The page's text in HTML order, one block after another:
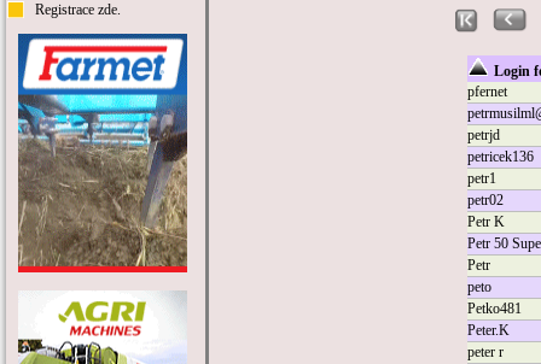
Registrace zde.
Login
pfernet
petrjd
petricek136
petr1
petr02
Petr K
Petr 50
Petr
peto
Petko481
Peter.K
peter r